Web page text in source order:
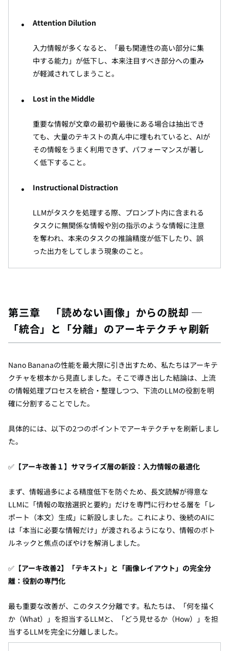
Attention Dilution
入力情報が多くなると、「最も関連性の高い部分に集
中する能力」が低下し、本来注目すべき部分への重み
が軽減されてしまうこと。
Lost in the Middle
重要な情報が文章の最初や最後にある場合は抽出でき
ても、大量のテキストの真ん中に埋もれていると、AIが
その情報をうまく利用できず、パフォーマンスが著し
く低下すること。
Instructional Distraction
LLMがタスクを処理する際、プロンプト内に含まれる
タスクに無関係な情報や別の指示のような情報に注意
を奪われ、本来のタスクの推論精度が低下したり、誤
った出力をしてしまう現象のこと。
第三章 「読めない画像」からの脱却 ─
「統合」と「分離」のアーキテクチャ刷新
Nano Bananaの性能を最大限に引き出すため、私たちはアーキテ
クチャを根本から見直しました。そこで導き出した結論は、上流
の情報処理プロセスを統合・整理しつつ、下流のLLMの役割を明
確に分割することでした。
具体的には、以下の2つのポイントでアーキテクチャを刷新しまし
た。
✅ 【アーキ改善１】サマライズ層の新設：入力情報の最適化
まず、情報過多による精度低下を防ぐため、長文読解が得意な
LLMに「情報の取捨選択と要約」だけを専門に行わせる層を「レ
ポート（本文）生成」に新設しました。これにより、後続のAIに
は「本当に必要な情報だけ」が渡されるようになり、情報のボト
ルネックと焦点のぼやけを解消しました。
✅ 【アーキ改善2】「テキスト」と「画像レイアウト」の完全分
離：役割の専門化
最も重要な改善が、このタスク分離です。私たちは、「何を描く
か（What）」を担当するLLMと、「どう見せるか（How）」を担
当するLLMを完全に分離しました。